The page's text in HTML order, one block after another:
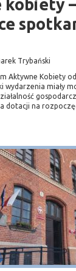
–
Trybański
Aktywne Kobiety
wydarzenia miały
dotacji na